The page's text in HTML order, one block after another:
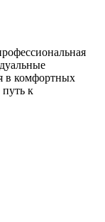
в комфортных
к